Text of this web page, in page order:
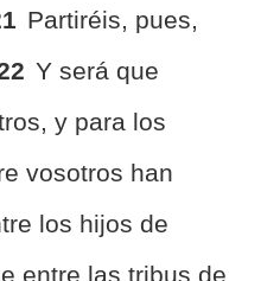
Partiréis, pues,
Y será que
y para los
vosotros han
los hijos de
entre las tribus de